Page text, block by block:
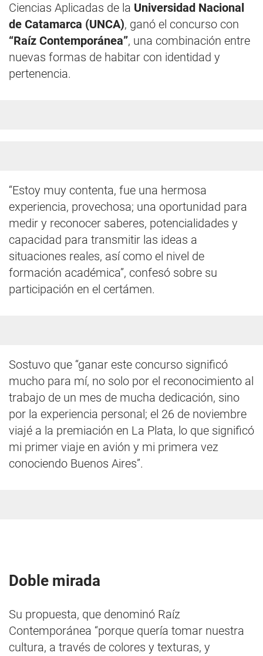
Ciencias Aplicadas de la Universidad Nacional
de Catamarca (UNCA), ganó el concurso con
“Raíz Contemporánea”, una combinación entre
nuevas formas de habitar con identidad y
pertenencia.
“Estoy muy contenta, fue una hermosa
experiencia, provechosa; una oportunidad para
medir y reconocer saberes, potencialidades y
capacidad para transmitir las ideas a
situaciones reales, así como el nivel de
formación académica”, confesó sobre su
participación en el certámen.
Sostuvo que “ganar este concurso significó
mucho para mí, no solo por el reconocimiento al
trabajo de un mes de mucha dedicación, sino
por la experiencia personal; el 26 de noviembre
viajé a la premiación en La Plata, lo que significó
mi primer viaje en avión y mi primera vez
conociendo Buenos Aires”.
Doble mirada
Su propuesta, que denominó Raíz
Contemporánea “porque quería tomar nuestra
cultura, a través de colores y texturas, y